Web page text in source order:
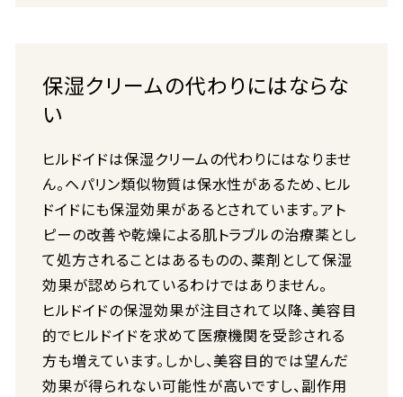
保湿クリームの代わりにはならな
い
ヒルドイドは保湿クリームの代わりにはなりませ
ん。ヘパリン類似物質は保水性があるため、ヒル
ドイドにも保湿効果があるとされています。アト
ピーの改善や乾燥による肌トラブルの治療薬とし
て処方されることはあるものの、薬剤として保湿
効果が認められているわけではありません。
ヒルドイドの保湿効果が注目されて以降、美容目
的でヒルドイドを求めて医療機関を受診される
方も増えています。しかし、美容目的では望んだ
効果が得られない可能性が高いですし、副作用